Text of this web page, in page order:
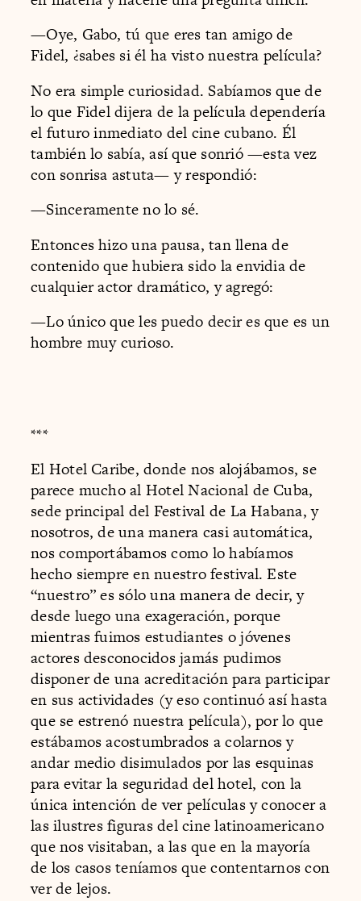
—Oye, Gabo, tú que eres tan amigo de
Fidel, ¿sabes si él ha visto nuestra película?
No era simple curiosidad. Sabíamos que de
lo que Fidel dijera de la película dependería
el futuro inmediato del cine cubano. Él
también lo sabía, así que sonrió —esta vez
con sonrisa astuta— y respondió:
—Sinceramente no lo sé.
Entonces hizo una pausa, tan llena de
contenido que hubiera sido la envidia de
cualquier actor dramático, y agregó:
—Lo único que les puedo decir es que es un
hombre muy curioso.
***
El Hotel Caribe, donde nos alojábamos, se
parece mucho al Hotel Nacional de Cuba,
sede principal del Festival de La Habana, y
nosotros, de una manera casi automática,
nos comportábamos como lo habíamos
hecho siempre en nuestro festival. Este
“nuestro” es sólo una manera de decir, y
desde luego una exageración, porque
mientras fuimos estudiantes o jóvenes
actores desconocidos jamás pudimos
disponer de una acreditación para participar
en sus actividades (y eso continuó así hasta
que se estrenó nuestra película), por lo que
estábamos acostumbrados a colarnos y
andar medio disimulados por las esquinas
para evitar la seguridad del hotel, con la
única intención de ver películas y conocer a
las ilustres figuras del cine latinoamericano
que nos visitaban, a las que en la mayoría
de los casos teníamos que contentarnos con
ver de lejos.